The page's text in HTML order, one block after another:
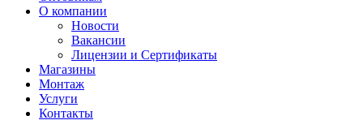
О компании
Новости
Вакансии
Лицензии и Сертификаты
Магазины
Монтаж
Услуги
Контакты